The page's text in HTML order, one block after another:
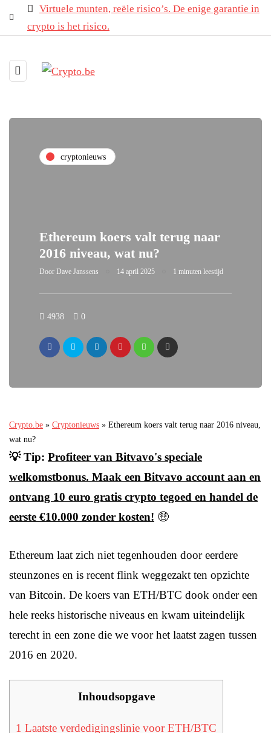
Virtuele munten, reële risico’s. De enige garantie in
crypto is het risico.
cryptonieuws
Ethereum koers valt terug naar
2016 niveau, wat nu?
Door Dave Janssens 14 april 2025 1 minuten leestijd
4938 0
Crypto.be » Cryptonieuws » Ethereum koers valt terug naar 2016 niveau,
wat nu?
💡 Tip: Profiteer van Bitvavo's speciale
welkomstbonus. Maak een Bitvavo account aan en
ontvang 10 euro gratis crypto tegoed en handel de
eerste €10.000 zonder kosten! 🤑
Ethereum laat zich niet tegenhouden door eerdere
steunzones en is recent flink weggezakt ten opzichte
van Bitcoin. De koers van ETH/BTC dook onder een
hele reeks historische niveaus en kwam uiteindelijk
terecht in een zone die we voor het laatst zagen tussen
2016 en 2020.
Inhoudsopgave
1 Laatste verdedigingslinie voor ETH/BTC